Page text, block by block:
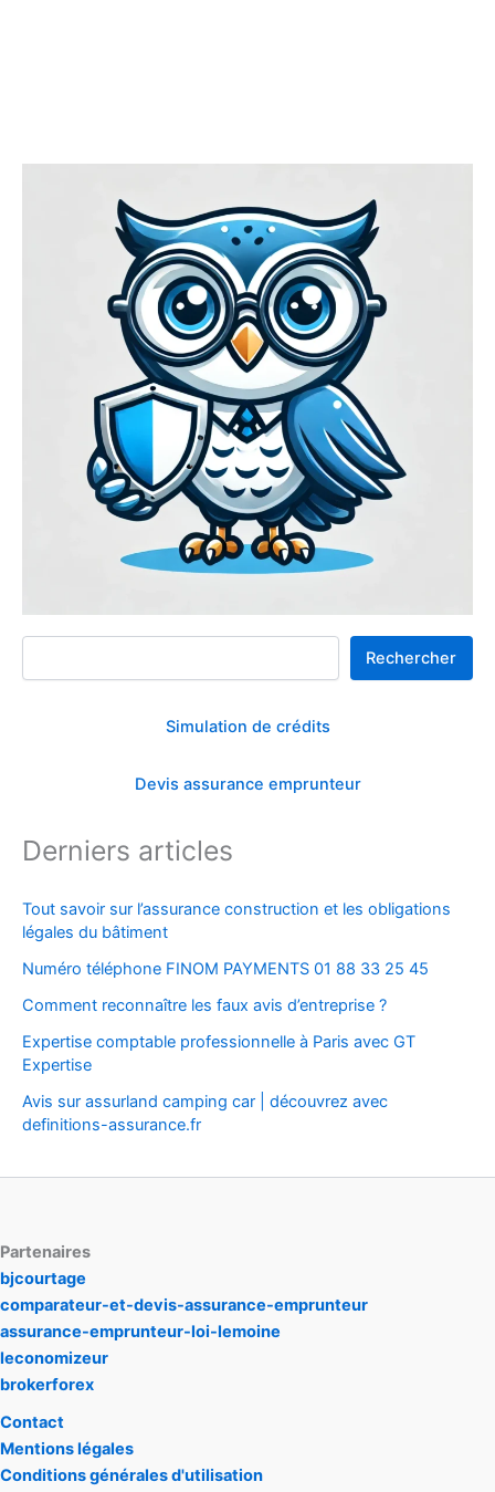
Rechercher
Rechercher
Simulation de crédits
Devis assurance emprunteur
Derniers articles
Tout savoir sur l’assurance construction et les obligations
légales du bâtiment
Numéro téléphone FINOM PAYMENTS 01 88 33 25 45
Comment reconnaître les faux avis d’entreprise ?
Expertise comptable professionnelle à Paris avec GT
Expertise
Avis sur assurland camping car | découvrez avec
definitions-assurance.fr
Partenaires
bjcourtage
comparateur-et-devis-assurance-emprunteur
assurance-emprunteur-loi-lemoine
leconomizeur
brokerforex
Contact
Mentions légales
Conditions générales d'utilisation